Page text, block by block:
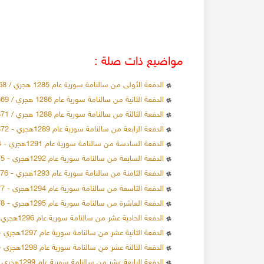
مواضيع ذات صلة :
الدفعة الأولى من سالنامة سورية عام 1285 هجري / 1868م
الدفعة الثانية من سالنامة سورية عام 1286 هجري / 1869م
الدفعة الثالثة من سالنامة سورية عام 1288 هجري / 1871م
الدفعة الرابعة من سالنامة سورية عام 1289هجري - 1872م
الدفعة السادسة من سالنامة سورية عام 1291هجري - 1874م
الدفعة السابعة من سالنامة سورية عام 1292هجري - 1875م
الدفعة الثامنة من سالنامة سورية عام 1293هجري - 1876م
الدفعة التاسعة من سالنامة سورية عام 1294هجري - 1877م
الدفعة العاشرة من سالنامة سورية عام 1295هجري - 1878م
الدفعة الحادية عشر من سالنامة سورية عام 1296هجري - 1879م
الدفعة الثانية عشر من سالنامة سورية عام 1297هجري - 1880م
الدفعة الثالثة عشر من سالنامة سورية عام 1298هجري - 1881م